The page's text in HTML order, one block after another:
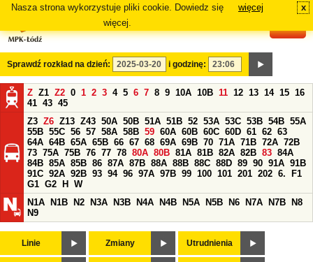
Nasza strona wykorzystuje pliki cookie. Dowiedz się
więcej.
więcej x
Sprawdź rozkład na dzień: i godzinę:
Z Z1 Z2 0 1 2 3 4 5 6 7 8 9 10A 10B 11 12 13 14 15 16
41 43 45
Z3 Z6 Z13 Z43 50A 50B 51A 51B 52 53A 53C 53B 54B 55A
55B 55C 56 57 58A 58B 59 60A 60B 60C 60D 61 62 63
64A 64B 65A 65B 66 67 68 69A 69B 70 71A 71B 72A 72B
73 75A 75B 76 77 78 80A 80B 81A 81B 82A 82B 83 84A
84B 85A 85B 86 87A 87B 88A 88B 88C 88D 89 90 91A 91B
91C 92A 92B 93 94 96 97A 97B 99 100 101 201 202 6.
F1
G1 G2 H
W
N1A
N1B N2 N3A N3B N4A N4B N5A N5B N6 N7A N7B
N8
N9
Linie Zmiany Utrudnienia